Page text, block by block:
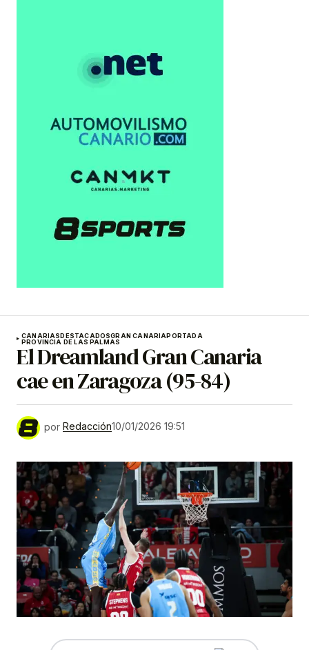
CANARIASDESTACADOSGRAN CANARIAPORTADA
PROVINCIA DE LAS PALMAS
El Dreamland Gran Canaria
cae en Zaragoza (95-84)
por Redacción10/01/2026 19:51